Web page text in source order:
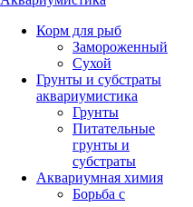
Корм для рыб
Замороженный
Сухой
Грунты и субстраты
аквариумистика
Грунты
Питательные
грунты и
субстраты
Аквариумная химия
Борьба с